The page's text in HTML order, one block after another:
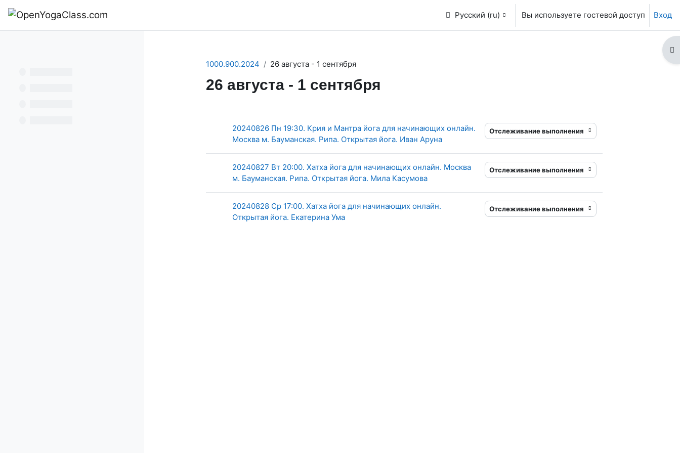
Русский ‎(ru)‎ Вы используете гостевой доступ Вход
1000.900.2024
26 августа - 1 сентября
26 августа - 1 сентября
20240826 Пн 19:30. Крия и Мантра йога для начинающих онлайн.
Москва м. Бауманская. Рипа. Открытая йога. Иван АрунаГиперссылка
Отслеживание выполнения
20240827 Вт 20:00. Хатха йога для начинающих онлайн. Москва
м. Бауманская. Рипа. Открытая йога. Мила КасумоваГиперссылка
Отслеживание выполнения
20240828 Ср 17:00. Хатха йога для начинающих онлайн.
Открытая йога. Екатерина УмаГиперссылка
Отслеживание выполнения